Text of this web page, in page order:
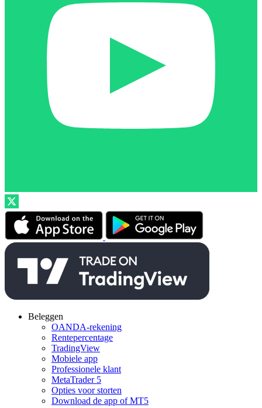
Beleggen
OANDA-rekening
Rentepercentage
TradingView
Mobiele app
Professionele klant
MetaTrader 5
Opties voor storten
Download de app of MT5